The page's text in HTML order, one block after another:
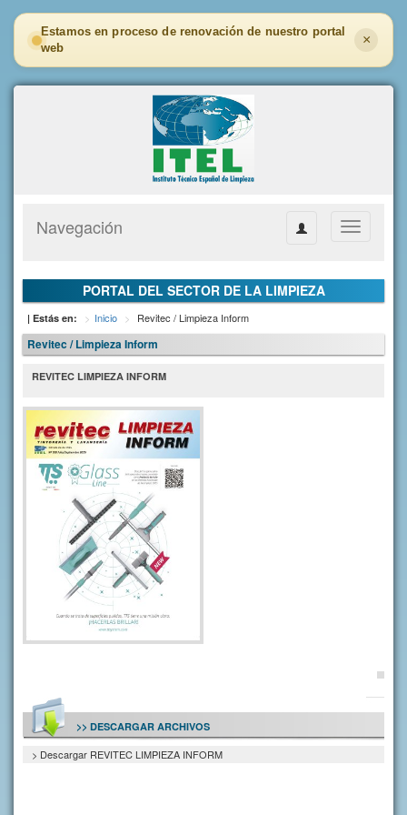
Estamos en proceso de renovación de nuestro portal
web
×
Toggle
Navegación
PORTAL DEL SECTOR DE LA LIMPIEZA
| Estás en: Inicio Revitec / Limpieza Inform
Revitec / Limpieza Inform
REVITEC LIMPIEZA INFORM
>> DESCARGAR ARCHIVOS
> Descargar REVITEC LIMPIEZA INFORM